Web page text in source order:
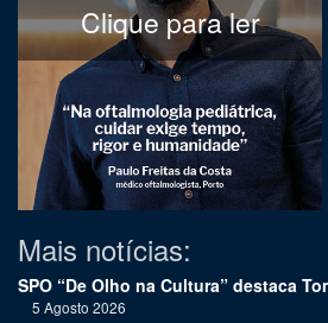
Clique para ler
Mais notícias:
SPO “De Olho na Cultura” destaca
5 Agosto 2026